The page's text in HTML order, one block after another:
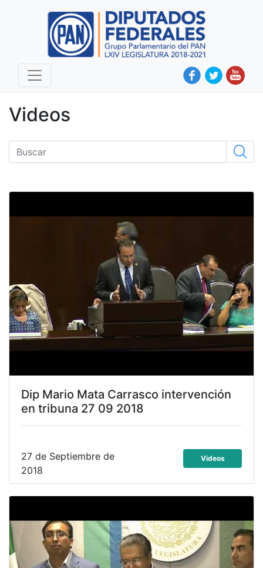
Videos
Dip Mario Mata Carrasco intervención
en tribuna 27 09 2018
27 de Septiembre de
2018
Videos